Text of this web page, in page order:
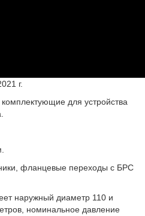
г.
для устройства
фланцевые переходы с БРС
наружный диаметр 110 и
номинальное давление